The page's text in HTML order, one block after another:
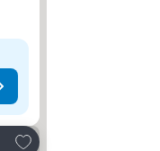
Dodati u favorite